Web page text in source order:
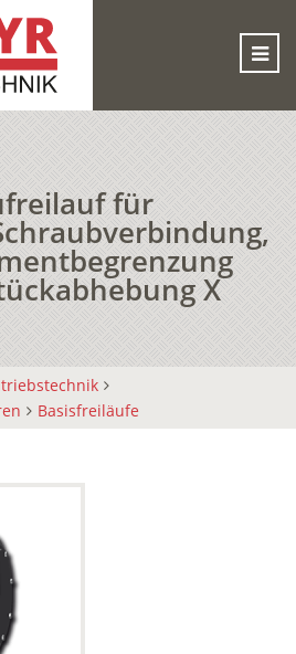
für
X
Basisfreiläufe